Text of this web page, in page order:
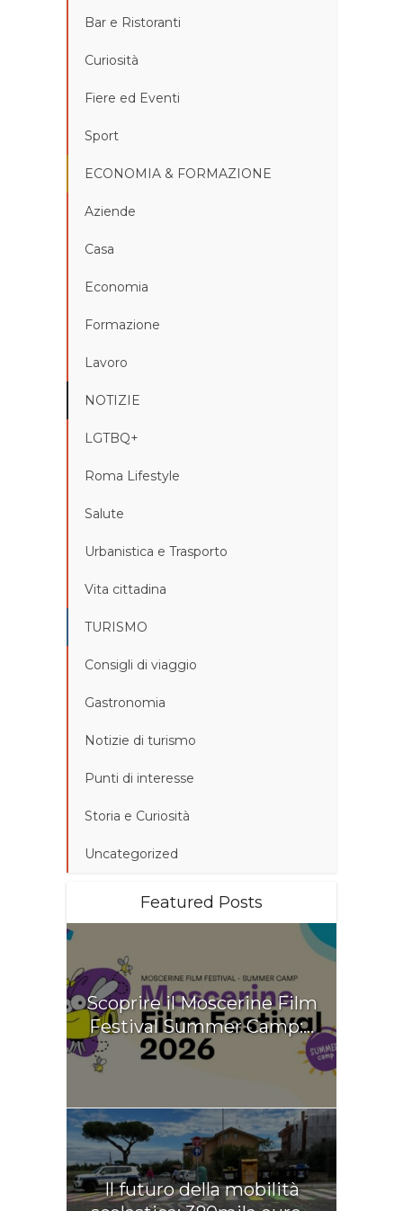
Bar e Ristoranti
Curiosità
Fiere ed Eventi
Sport
ECONOMIA & FORMAZIONE
Aziende
Casa
Economia
Formazione
Lavoro
NOTIZIE
LGTBQ+
Roma Lifestyle
Salute
Urbanistica e Trasporto
Vita cittadina
TURISMO
Consigli di viaggio
Gastronomia
Notizie di turismo
Punti di interesse
Storia e Curiosità
Uncategorized
Featured Posts
Scoprire il Moscerine Film
Festival Summer Camp:...
Il futuro della mobilità